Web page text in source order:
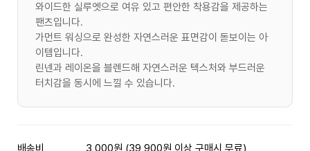
와이드한 실루엣으로 여유 있고 편안한 착용감을 제공하는
팬츠입니다.
가먼트 워싱으로 완성한 자연스러운 표면감이 돋보이는 아
이템입니다.
린넨과 레이온을 블렌드해 자연스러운 텍스처와 부드러운
터치감을 동시에 느낄 수 있습니다.
배송비
3,000원 (39,900원 이상 구매시 무료)